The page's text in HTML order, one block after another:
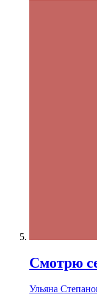
Смотрю
Ульяна